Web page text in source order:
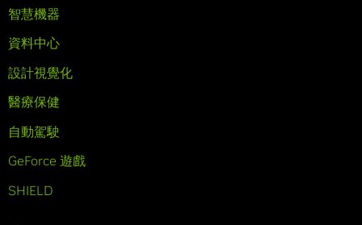
智慧機器
資料中心
設計視覺化
醫療保健
自動駕駛
GeForce 遊戲
SHIELD